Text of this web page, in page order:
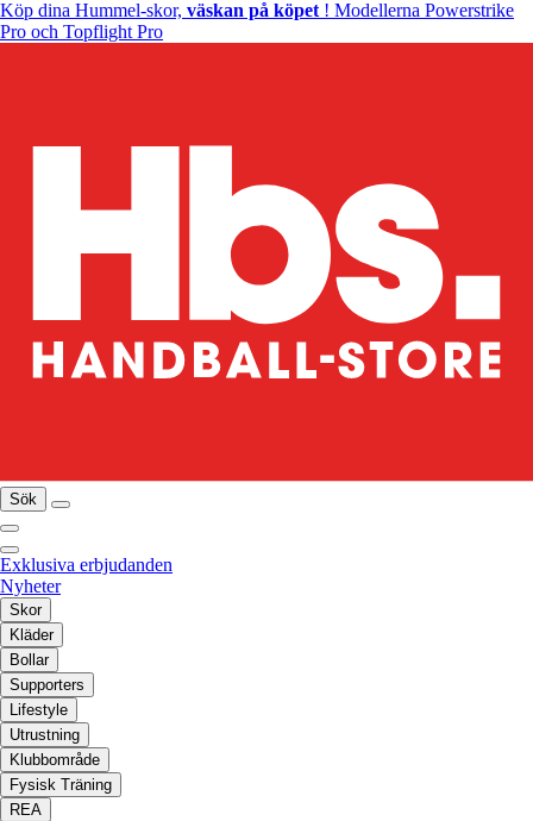
Köp dina Hummel-skor, väskan på köpet ! Modellerna Powerstrike
Pro och Topflight Pro
Sök
Exklusiva erbjudanden
Nyheter
Skor
Kläder
Bollar
Supporters
Lifestyle
Utrustning
Klubbområde
Fysisk Träning
REA